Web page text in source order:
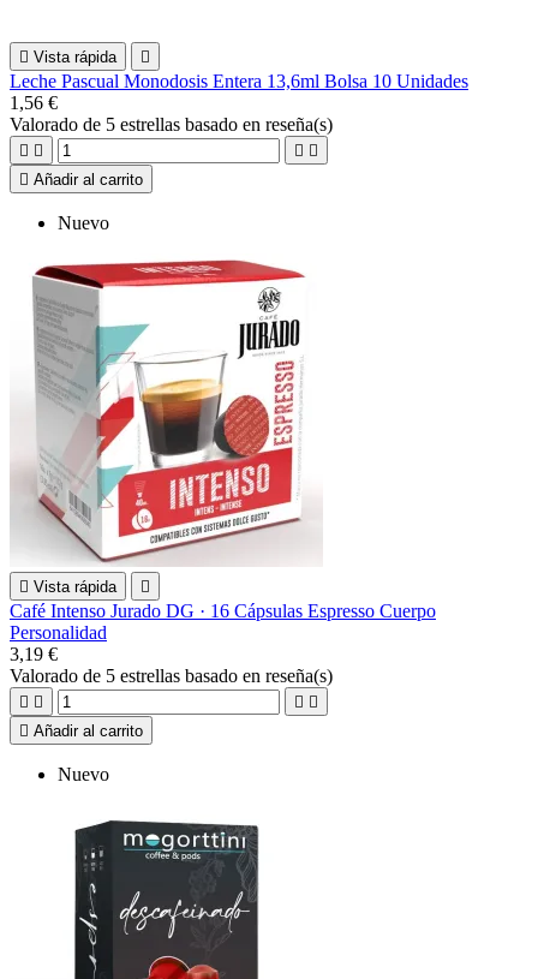
 Vista rápida 
Leche Pascual Monodosis Entera 13,6ml Bolsa 10 Unidades
1,56 €
Valorado de 5 estrellas basado en reseña(s)
   
 Añadir al carrito
Nuevo
 Vista rápida 
Café Intenso Jurado DG · 16 Cápsulas Espresso Cuerpo
Personalidad
3,19 €
Valorado de 5 estrellas basado en reseña(s)
   
 Añadir al carrito
Nuevo